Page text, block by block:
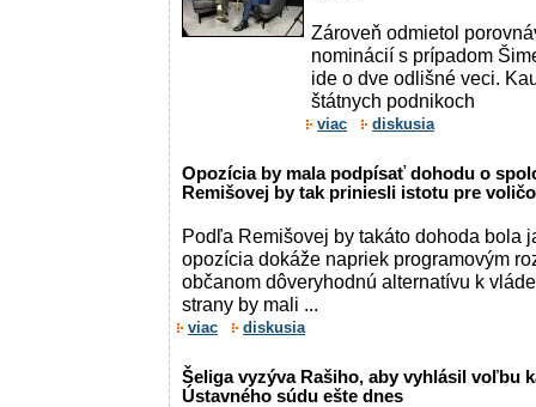
Zároveň odmietol
nominácií s prípadom
ide o dve odlišné veci.
štátnych podnikoch
viac diskusia
Opozícia by mala podpísať dohodu o
Remišovej by tak priniesli istotu pre
Podľa Remišovej by takáto dohoda bola
opozícia dokáže napriek programovým
občanom dôveryhodnú alternatívu k
strany by mali ...
viac diskusia
Šeliga vyzýva Rašiho, aby vyhlásil voľbu
Ústavného súdu ešte dnes